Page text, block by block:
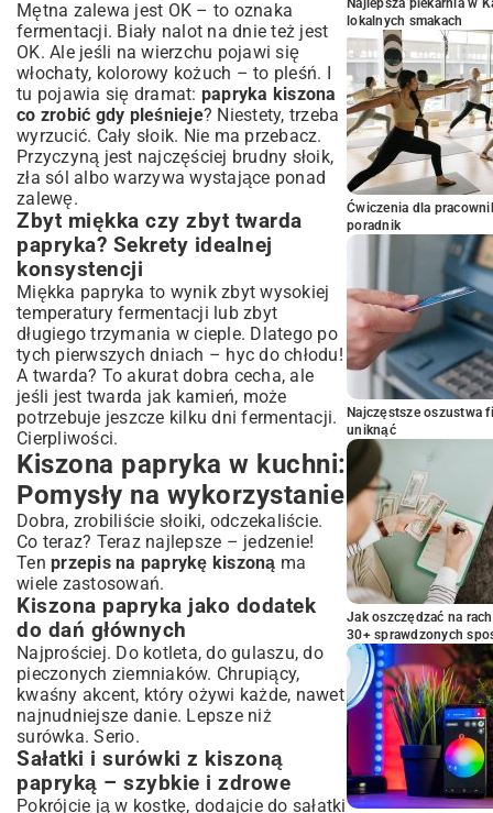
Mętna zalewa jest OK – to oznaka
fermentacji. Biały nalot na dnie też jest
OK. Ale jeśli na wierzchu pojawi się
włochaty, kolorowy kożuch – to pleśń. I
tu pojawia się dramat: papryka kiszona
co zrobić gdy pleśnieje? Niestety, trzeba
wyrzucić. Cały słoik. Nie ma przebacz.
Przyczyną jest najczęściej brudny słoik,
zła sól albo warzywa wystające ponad
zalewę.
Zbyt miękka czy zbyt twarda
papryka? Sekrety idealnej
konsystencji
Miękka papryka to wynik zbyt wysokiej
temperatury fermentacji lub zbyt
długiego trzymania w cieple. Dlatego po
tych pierwszych dniach – hyc do chłodu!
A twarda? To akurat dobra cecha, ale
jeśli jest twarda jak kamień, może
potrzebuje jeszcze kilku dni fermentacji.
Cierpliwości.
Kiszona papryka w kuchni:
Pomysły na wykorzystanie
Dobra, zrobiliście słoiki, odczekaliście.
Co teraz? Teraz najlepsze – jedzenie!
Ten przepis na paprykę kiszoną ma
wiele zastosowań.
Kiszona papryka jako dodatek
do dań głównych
Najprościej. Do kotleta, do gulaszu, do
pieczonych ziemniaków. Chrupiący,
kwaśny akcent, który ożywi każde, nawet
najnudniejsze danie. Lepsze niż
surówka. Serio.
Sałatki i surówki z kiszoną
papryką – szybkie i zdrowe
Pokrójcie ją w kostkę, dodajcie do sałatki
Najlepsza piekarnia w
lokalnych smakach
Ćwiczenia dla
poradnik
Najczęstsze oszustwa
uniknąć
Jak oszczędzać na
30+ sprawdzonych